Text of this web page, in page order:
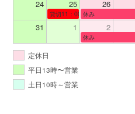
24 25 26
貸切11：00～12：00
休み
31 1 2
休み
定休日
平日13時〜営業
土日10時～営業